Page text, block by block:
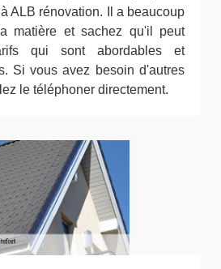
ALB rénovation. Il a beaucoup
matière et sachez qu'il peut
qui sont abordables et
Si vous avez besoin d'autres
le téléphoner directement.